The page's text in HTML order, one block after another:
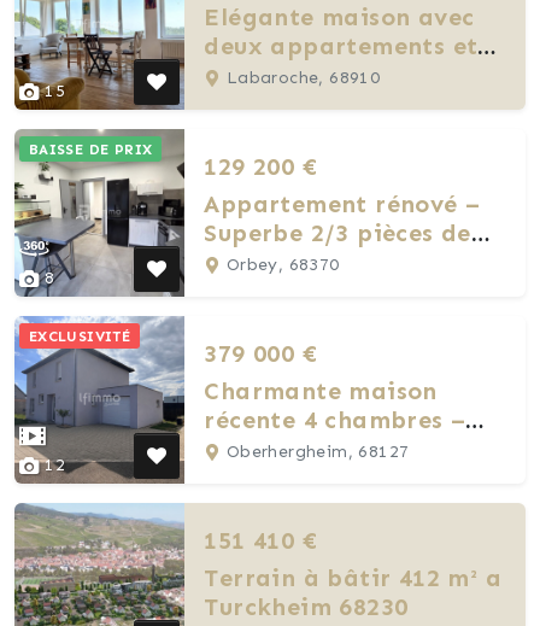
15
Elégante maison avec
deux appartements et
une grange
Labaroche, 68910
8
BAISSE DE PRIX
129 200 €
Appartement rénové –
Superbe 2/3 pièces de
81,7m²
Orbey, 68370
12
EXCLUSIVITÉ
379 000 €
Charmante maison
récente 4 chambres –
Environnement calme
Oberhergheim, 68127
151 410 €
Terrain à bâtir 412 m² a
Turckheim 68230